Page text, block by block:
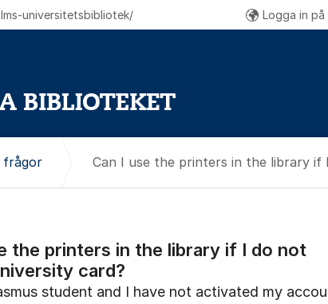
universitetsbibliotek/ Logga in
frågor
the printers in the library if I do not
card?
student and I have not activated my